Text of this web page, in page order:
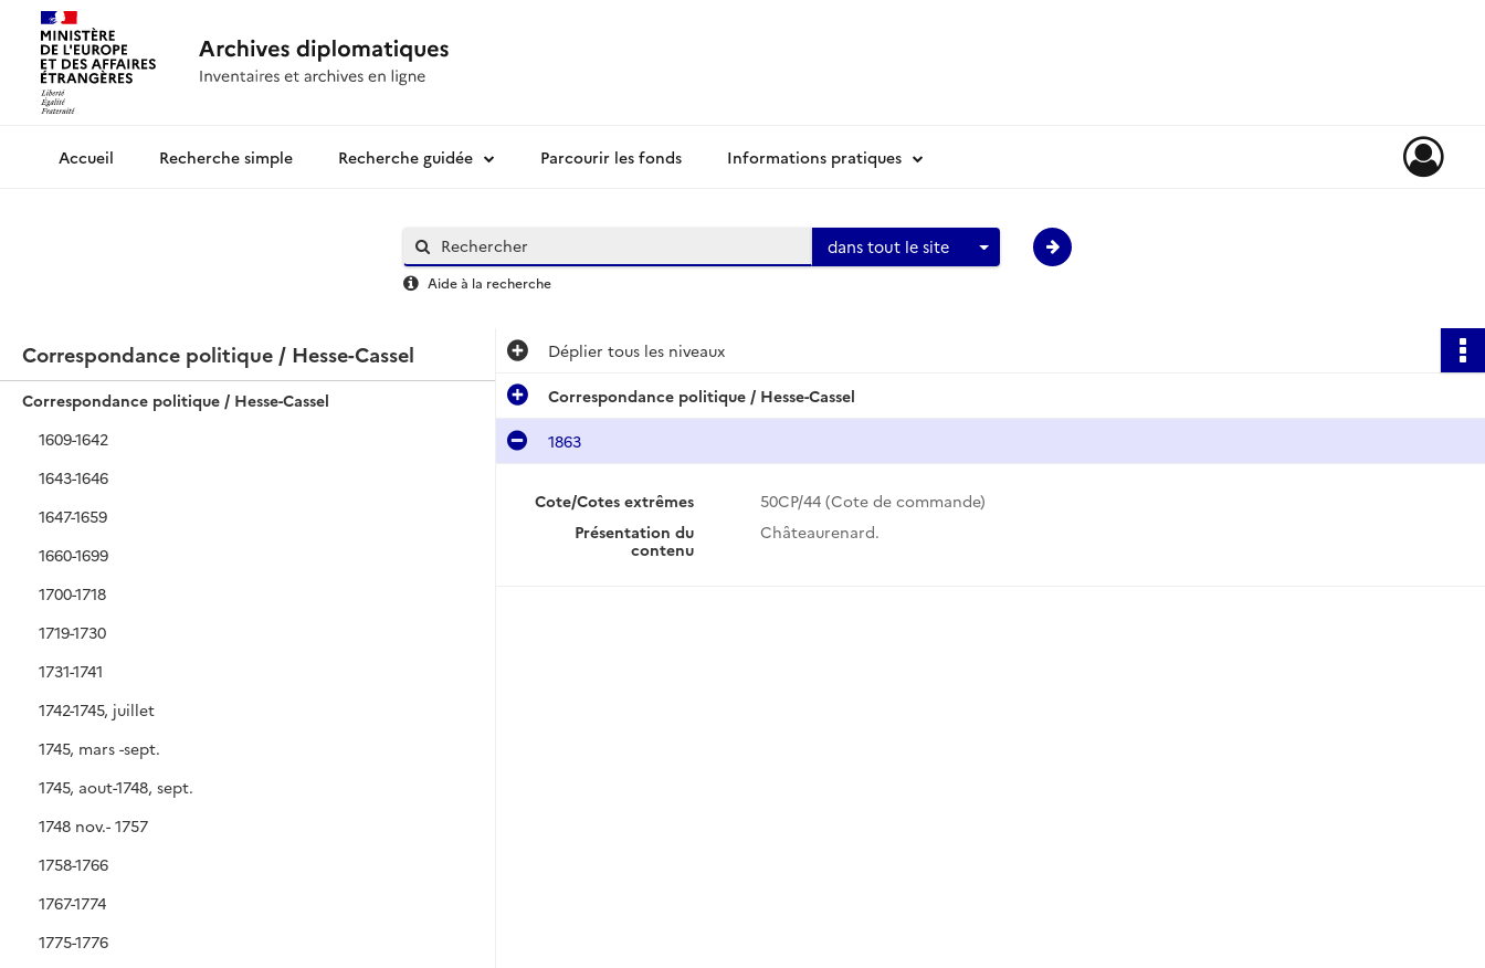
Archives diplomatiquesRecherche simple Recherche guidée Parcourir les fonds Informations pratiques
dans tout le site
Aide à la recherche
Correspondance politique / Hesse-Cassel
Correspondance politique / Hesse-Cassel
1609-1642
1643-1646
1647-1659
1660-1699
1700-1718
1719-1730
1731-1741
1742-1745, juillet
1745, mars -sept.
1745, aout-1748, sept.
1748 nov.- 1757
1758-1766
1767-1774
1775-1776
Déplier tous les niveaux
Correspondance politique / Hesse-Cassel
1863
Cote/Cotes extrêmes
50CP/44 (Cote de commande)
Présentation du
contenu
Châteaurenard.